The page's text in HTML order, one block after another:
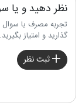
نظر دهید و یا
تجربه مصرف یا سوال
گذارید و امتیاز بگیرید.
ثبت نظر